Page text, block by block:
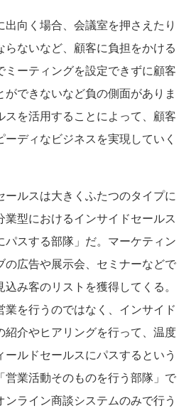
向く場合、会議室を押さえたり
らないなど、顧客に負担をかける
ミーティングを設定できずに顧客
できないなど負の側面がありま
スを活用することによって、顧客
ディなビジネスを実現していく
ルスは大きくふたつのタイプに
型におけるインサイドセールス
パスする部隊」だ。マーケティン
の広告や展示会、セミナーなどで
み客のリストを獲得してくる。
業を行うのではなく、インサイド
紹介やヒアリングを行って、温度
ルドセールスにパスするという
営業活動そのものを行う部隊」で
ンライン商談システムのみで行う